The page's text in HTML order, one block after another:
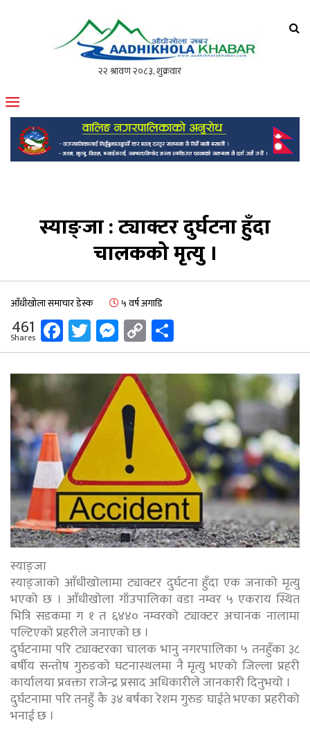
मोफसलकै लोकप्रिय अनलाइन पत्रिका
स्याङ्जा : ट्याक्टर दुर्घटना हुँदा
चालकको मृत्यु ।
आँधीखोला समाचार डेस्क ५ वर्ष अगाडि
461
Shares Facebook
Twitter
Messenger
Copy
Link
स्याङ्जा
स्याङ्जाको आँधीखोलामा ट्याक्टर दुर्घटना हुँदा एक जनाको मृत्यु
भएको छ । आँधीखोला गाँउपालिका वडा नम्वर ५ एकराय स्थित
भित्रि सडकमा ग १ त ६४४० नम्वरको ट्याक्टर अचानक नालामा
पल्टिएको प्रहरीले जनाएको छ ।
दुर्घटनामा परि ट्याक्टरका चालक भानु नगरपालिका ५ तनहुँका ३८
बर्षीय सन्तोष गुरुङको घटनास्थलमा नै मृत्यु भएको जिल्ला प्रहरी
कार्यालया प्रवक्ता राजेन्द्र प्रसाद अधिकारीले जानकारी दिनुभयो ।
दुर्घटनामा परि तनहुँ कै ३४ बर्षका रेशम गुरुङ घाईते भएका प्रहरीको
भनाई छ ।